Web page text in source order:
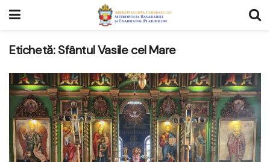
Etichetă:Sfântul Vasile cel Mare